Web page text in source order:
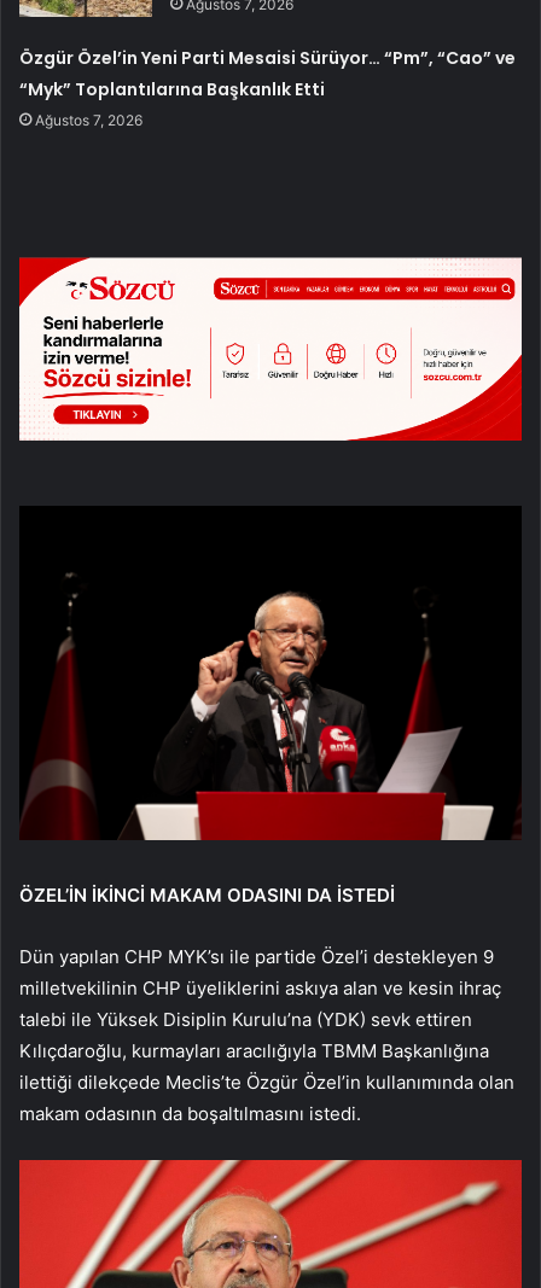
Ağustos 7, 2026
Özgür Özel’in Yeni Parti Mesaisi Sürüyor… “Pm”, “Cao” ve
“Myk” Toplantılarına Başkanlık Etti
Ağustos 7, 2026
ÖZEL’İN İKİNCİ MAKAM ODASINI DA İSTEDİ
Dün yapılan CHP MYK’sı ile partide Özel’i destekleyen 9
milletvekilinin CHP üyeliklerini askıya alan ve kesin ihraç
talebi ile Yüksek Disiplin Kurulu’na (YDK) sevk ettiren
Kılıçdaroğlu, kurmayları aracılığıyla TBMM Başkanlığına
ilettiği dilekçede Meclis’te Özgür Özel’in kullanımında olan
makam odasının da boşaltılmasını istedi.